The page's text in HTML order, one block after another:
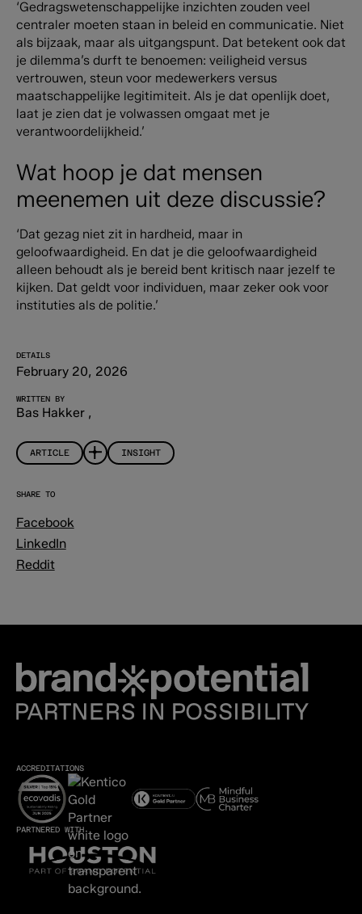
‘Gedragswetenschappelijke inzichten zouden veel
centraler moeten staan in beleid en communicatie. Niet
als bijzaak, maar als uitgangspunt. Dat betekent ook dat
je dilemma’s durft te benoemen: veiligheid versus
vertrouwen, steun voor medewerkers versus
maatschappelijke legitimiteit. Als je dat openlijk doet,
laat je zien dat je volwassen omgaat met je
verantwoordelijkheid.’
Wat hoop je dat mensen
meenemen uit deze discussie?
‘Dat gezag niet zit in hardheid, maar in
geloofwaardigheid. En dat je die geloofwaardigheid
alleen behoudt als je bereid bent kritisch naar jezelf te
kijken. Dat geldt voor individuen, maar zeker ook voor
instituties als de politie.’
DETAILS
February 20, 2026
WRITTEN BY
Bas Hakker ,
ARTICLE INSIGHT
SHARE TO
Facebook
LinkedIn
Reddit
ACCREDITATIONS
PARTNERED WITH